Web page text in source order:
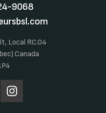
9068
Local RC.04
Canada